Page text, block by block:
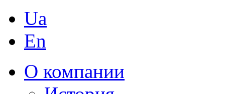
Ua
En
О компании